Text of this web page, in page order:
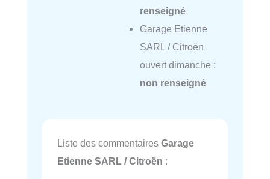
renseigné
Garage Etienne
SARL / Citroën
ouvert dimanche :
non renseigné
Liste des commentaires Garage
Etienne SARL / Citroën :